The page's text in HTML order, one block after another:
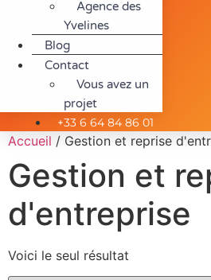
Agence des
Yvelines
Blog
Contact
Vous avez un
projet
+33 6 64 84 86 01
Accueil / Gestion et reprise
Gestion et
d'entreprise
Voici le seul résultat